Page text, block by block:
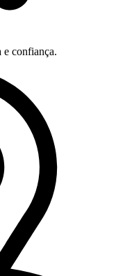
e confiança.